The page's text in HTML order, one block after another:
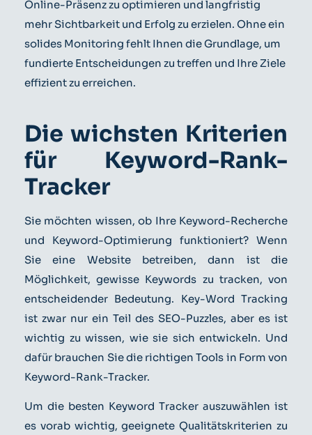
Online-Präsenz zu optimieren und langfristig
mehr Sichtbarkeit und Erfolg zu erzielen. Ohne ein
solides Monitoring fehlt Ihnen die Grundlage, um
fundierte Entscheidungen zu treffen und Ihre Ziele
effizient zu erreichen.
Die wichsten Kriterien
für Keyword-Rank-
Tracker
Sie möchten wissen, ob Ihre Keyword-Recherche
und Keyword-Optimierung funktioniert? Wenn
Sie eine Website betreiben, dann ist die
Möglichkeit, gewisse Keywords zu tracken, von
entscheidender Bedeutung. Key-Word Tracking
ist zwar nur ein Teil des SEO-Puzzles, aber es ist
wichtig zu wissen, wie sie sich entwickeln. Und
dafür brauchen Sie die richtigen Tools in Form von
Keyword-Rank-Tracker.
Um die besten Keyword Tracker auszuwählen ist
es vorab wichtig, geeignete Qualitätskriterien zu